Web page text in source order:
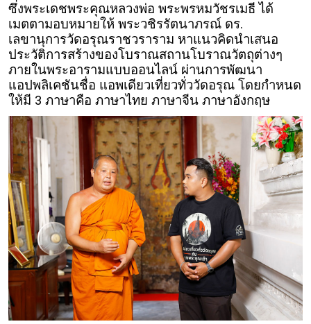
ซึ่งพระเดชพระคุณหลวงพ่อ พระพรหมวัชรเมธี ได้
เมตตามอบหมายให้ พระวชิรรัตนาภรณ์ ดร.
เลขานุการวัดอรุณราชวราราม หาแนวคิดนำเสนอ
ประวัติการสร้างของโบราณสถานโบราณวัตถุต่างๆ
ภายในพระอารามแบบออนไลน์ ผ่านการพัฒนา
แอปพลิเคชันชื่อ แอพเดียวเที่ยวทั่ววัดอรุณ โดยกำหนด
ให้มี 3 ภาษาคือ ภาษาไทย ภาษาจีน ภาษาอังกฤษ